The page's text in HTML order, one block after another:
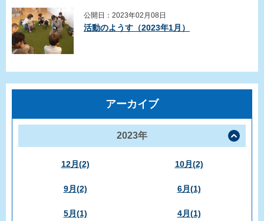
公開日：2023年02月08日
活動のようす（2023年1月）
アーカイブ
2023年
12月(2) 10月(2)
9月(2) 6月(1)
5月(1) 4月(1)